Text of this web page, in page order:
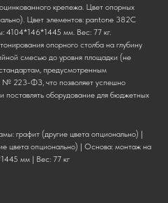
крепежа. Цвет опорных
Цвет элементов: pantone 382C
4104*146*1445 мм. Вес: 77 кг.
опорного столба на глубину
смесью до уровня площадки (не
предусмотренным
223-ФЗ, что позволяет успешно
поставлять оборудование для бюджетных
графит (другие цвета опционально) |
цвета опционально) | Основа: монтаж на
мм | Вес: 77 кг